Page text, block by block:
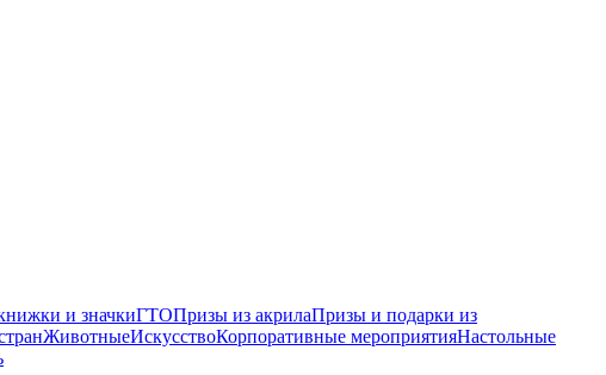
и значкиГТОПризы из акрилаПризы и подарки из
ЖивотныеИскусствоКорпоративные мероприятияНастольные